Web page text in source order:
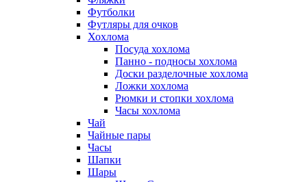
Футболки
Футляры для очков
Хохлома
Посуда хохлома
Панно - подносы хохлома
Доски разделочные хохлома
Ложки хохлома
Рюмки и стопки хохлома
Часы хохлома
Чай
Чайные пары
Часы
Шапки
Шары